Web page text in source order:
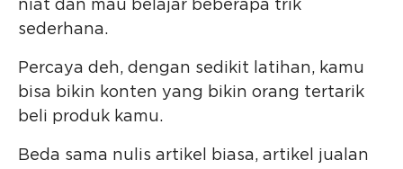
niat dan mau belajar beberapa trik
sederhana.
Percaya deh, dengan sedikit latihan, kamu
bisa bikin konten yang bikin orang tertarik
beli produk kamu.
Beda sama nulis artikel biasa, artikel jualan